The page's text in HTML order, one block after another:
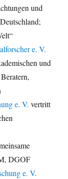
und
e. V.
und
e. V. vertritt
DGOF
e. V.